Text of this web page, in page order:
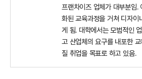
프랜차이즈 업체가 대부분임
화된 교육과정을 거쳐 디자이
게 됨. 대학에서는 모범적인
고 산업체의 요구를 내포한
질 취업을 목표로 하고 있음.